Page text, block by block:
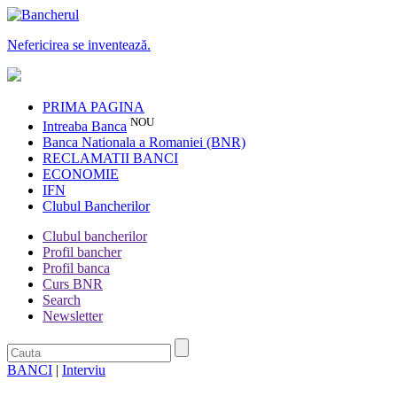
Nefericirea se inventează.
PRIMA PAGINA
Intreaba Banca NOU
Banca Nationala a Romaniei (BNR)
RECLAMATII BANCI
ECONOMIE
IFN
Clubul Bancherilor
Clubul bancherilor
Profil bancher
Profil banca
Curs BNR
Search
Newsletter
BANCI | Interviu